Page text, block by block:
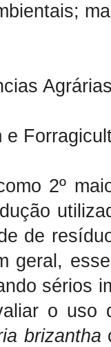
e
2º
de
geral,
sérios
o uso
brizantha